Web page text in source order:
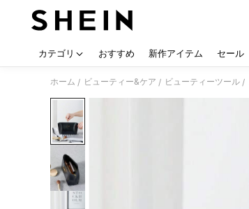
カテゴリ おすすめ 新作アイテム セール
ホーム / ビューティー&ケア / ビューティーツール /